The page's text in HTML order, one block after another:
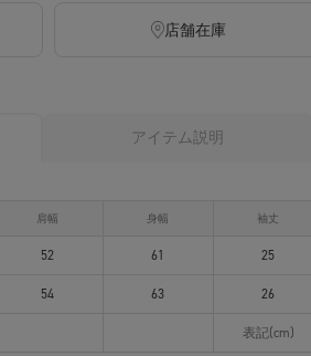
店舗在庫
アイテム説明
肩幅 身幅 袖丈
52 61 25
54 63 26
表記(cm)